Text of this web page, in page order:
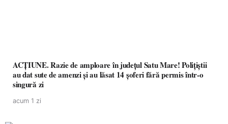
ACȚIUNE. Razie de amploare în județul Satu Mare! Polițiștii
au dat sute de amenzi și au lăsat 14 șoferi fără permis într-o
singură zi
acum 1 zi